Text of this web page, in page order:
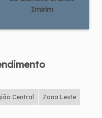
Imirim
Central Zona Leste